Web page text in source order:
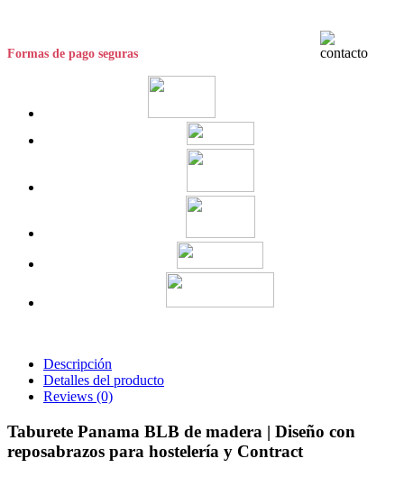
Formas de pago seguras
Descripción
Detalles del producto
Reviews (0)
Taburete Panama BLB de madera | Diseño con
reposabrazos para hostelería y Contract